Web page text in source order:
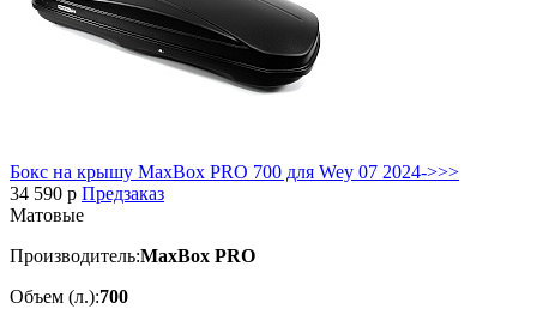
Бокс на крышу MaxBox PRO 700 для Wey 07 2024->>>
34 590 p Предзаказ
Матовые
Производитель:MaxBox PRO
Объем (л.):700